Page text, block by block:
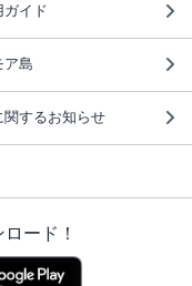
ガイド
ア島
関するお知らせ
ード！